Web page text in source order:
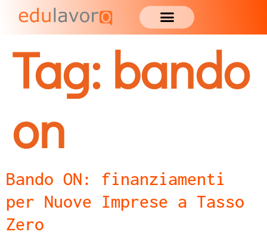
Tag: bando
on
Bando ON: finanziamenti
per Nuove Imprese a Tasso
Zero